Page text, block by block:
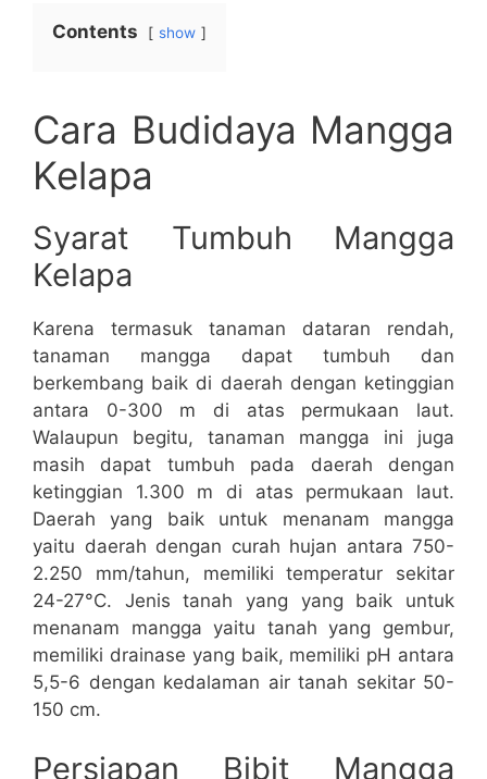
Contents show
Cara Budidaya Mangga
Kelapa
Syarat Tumbuh Mangga
Kelapa
Karena termasuk tanaman dataran rendah,
tanaman mangga dapat tumbuh dan
berkembang baik di daerah dengan ketinggian
antara 0-300 m di atas permukaan laut.
Walaupun begitu, tanaman mangga ini juga
masih dapat tumbuh pada daerah dengan
ketinggian 1.300 m di atas permukaan laut.
Daerah yang baik untuk menanam mangga
yaitu daerah dengan curah hujan antara 750-
2.250 mm/tahun, memiliki temperatur sekitar
24-27°C. Jenis tanah yang yang baik untuk
menanam mangga yaitu tanah yang gembur,
memiliki drainase yang baik, memiliki pH antara
5,5-6 dengan kedalaman air tanah sekitar 50-
150 cm.
Persiapan Bibit Mangga